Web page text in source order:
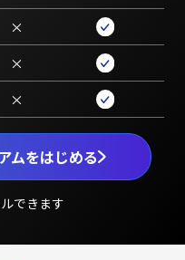
ムをはじめる
できます
×
×
×